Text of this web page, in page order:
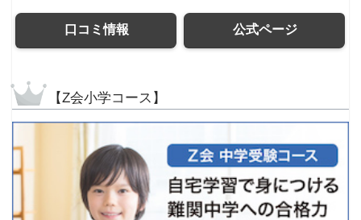
口コミ情報 公式ページ
【Z会小学コース】